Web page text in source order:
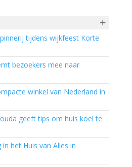
+
tijdens wijkfeest Korte
bezoekers mee naar
winkel van Nederland in
geeft tips om huis koel te
het Huis van Alles in